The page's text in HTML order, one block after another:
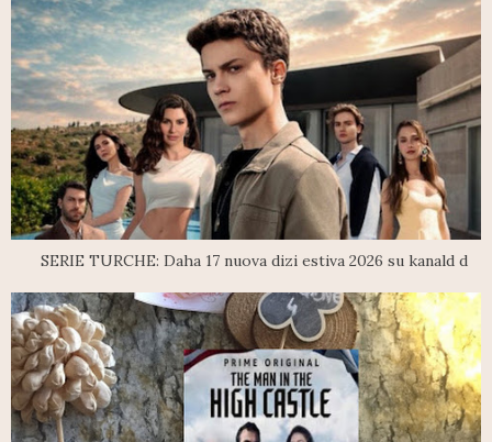
SERIE TURCHE: Daha 17 nuova dizi estiva 2026 su kanald d